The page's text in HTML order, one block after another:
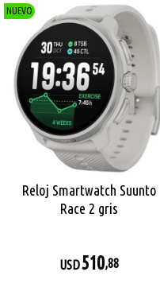
NUEVO
Reloj Smartwatch Suunto
Race 2 gris
USD510,88